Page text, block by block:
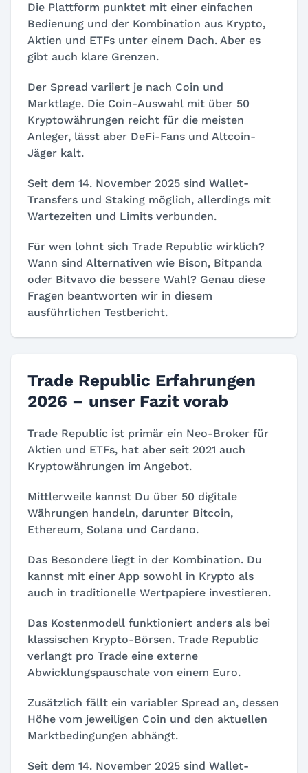
Die Plattform punktet mit einer einfachen
Bedienung und der Kombination aus Krypto,
Aktien und ETFs unter einem Dach. Aber es
gibt auch klare Grenzen.
Der Spread variiert je nach Coin und
Marktlage. Die Coin-Auswahl mit über 50
Kryptowährungen reicht für die meisten
Anleger, lässt aber DeFi-Fans und Altcoin-
Jäger kalt.
Seit dem 14. November 2025 sind Wallet-
Transfers und Staking möglich, allerdings mit
Wartezeiten und Limits verbunden.
Für wen lohnt sich Trade Republic wirklich?
Wann sind Alternativen wie Bison, Bitpanda
oder Bitvavo die bessere Wahl? Genau diese
Fragen beantworten wir in diesem
ausführlichen Testbericht.
Trade Republic Erfahrungen
2026 – unser Fazit vorab
Trade Republic ist primär ein Neo-Broker für
Aktien und ETFs, hat aber seit 2021 auch
Kryptowährungen im Angebot.
Mittlerweile kannst Du über 50 digitale
Währungen handeln, darunter Bitcoin,
Ethereum, Solana und Cardano.
Das Besondere liegt in der Kombination. Du
kannst mit einer App sowohl in Krypto als
auch in traditionelle Wertpapiere investieren.
Das Kostenmodell funktioniert anders als bei
klassischen Krypto-Börsen. Trade Republic
verlangt pro Trade eine externe
Abwicklungspauschale von einem Euro.
Zusätzlich fällt ein variabler Spread an, dessen
Höhe vom jeweiligen Coin und den aktuellen
Marktbedingungen abhängt.
Seit dem 14. November 2025 sind Wallet-